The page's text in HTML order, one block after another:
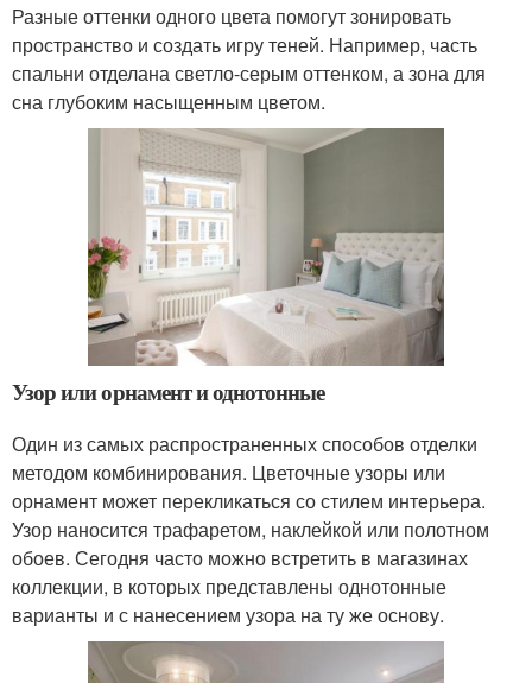
Разные оттенки одного цвета помогут зонировать
пространство и создать игру теней. Например, часть
спальни отделана светло-серым оттенком, а зона для
сна глубоким насыщенным цветом.
Узор или орнамент и однотонные
Один из самых распространенных способов отделки
методом комбинирования. Цветочные узоры или
орнамент может перекликаться со стилем интерьера.
Узор наносится трафаретом, наклейкой или полотном
обоев. Сегодня часто можно встретить в магазинах
коллекции, в которых представлены однотонные
варианты и с нанесением узора на ту же основу.